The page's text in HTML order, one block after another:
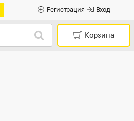
Регистрация Вход
Корзина